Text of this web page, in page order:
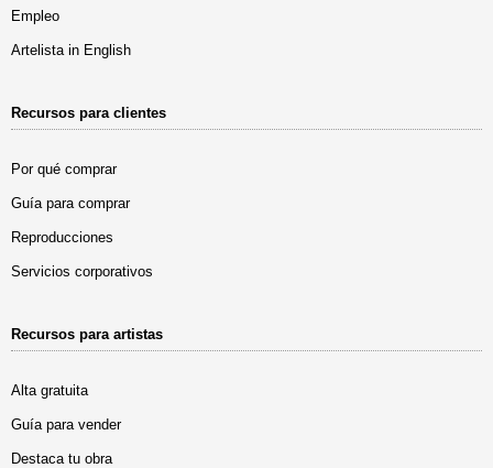
Empleo
Artelista in English
Recursos para clientes
Por qué comprar
Guía para comprar
Reproducciones
Servicios corporativos
Recursos para artistas
Alta gratuita
Guía para vender
Destaca tu obra